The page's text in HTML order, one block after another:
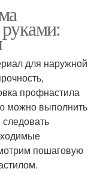
для наружной
профнастила
можно выполнить
пошаговую